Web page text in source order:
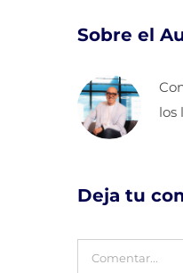
Sobre el
los
Deja tu
Comentar